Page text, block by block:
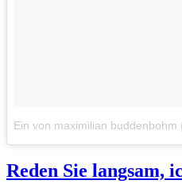
Reden Sie langsam,